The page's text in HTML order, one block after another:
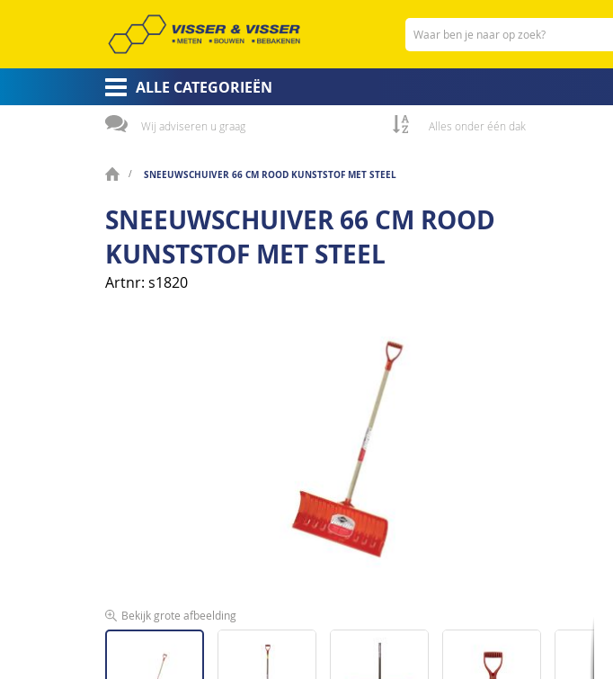
Zoeken
ALLE CATEGORIEËN
Wij adviseren u graag Alles onder één dak
SNEEUWSCHUIVER 66 CM ROOD KUNSTSTOF MET STEEL
SNEEUWSCHUIVER 66 CM ROOD
KUNSTSTOF MET STEEL
Artnr s1820
Bekijk grote afbeelding